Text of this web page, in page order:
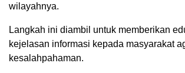
wilayahnya.
Langkah ini diambil untuk memberikan
kejelasan informasi kepada masyarakat
kesalahpahaman.